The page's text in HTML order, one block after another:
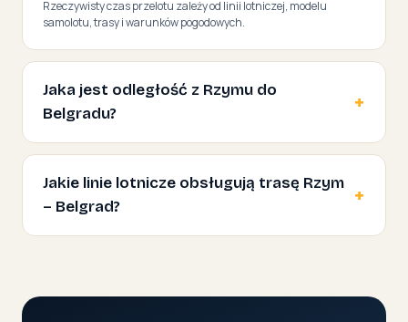
Rzeczywisty czas przelotu zależy od linii lotniczej, modelu
samolotu, trasy i warunków pogodowych.
Jaka jest odległość z Rzymu do
Belgradu?
Jakie linie lotnicze obsługują trasę Rzym
– Belgrad?